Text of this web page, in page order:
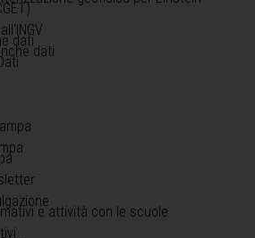
dati
dati
e attività con le scuole